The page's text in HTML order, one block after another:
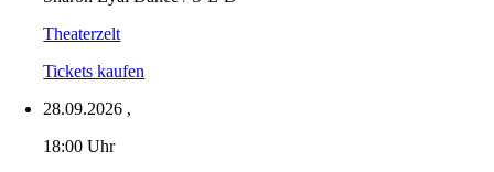
Theaterzelt
Tickets kaufen
28.09.2026 ,
18:00 Uhr